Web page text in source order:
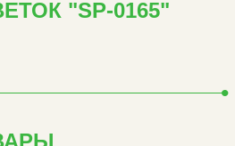
"SP-0165"